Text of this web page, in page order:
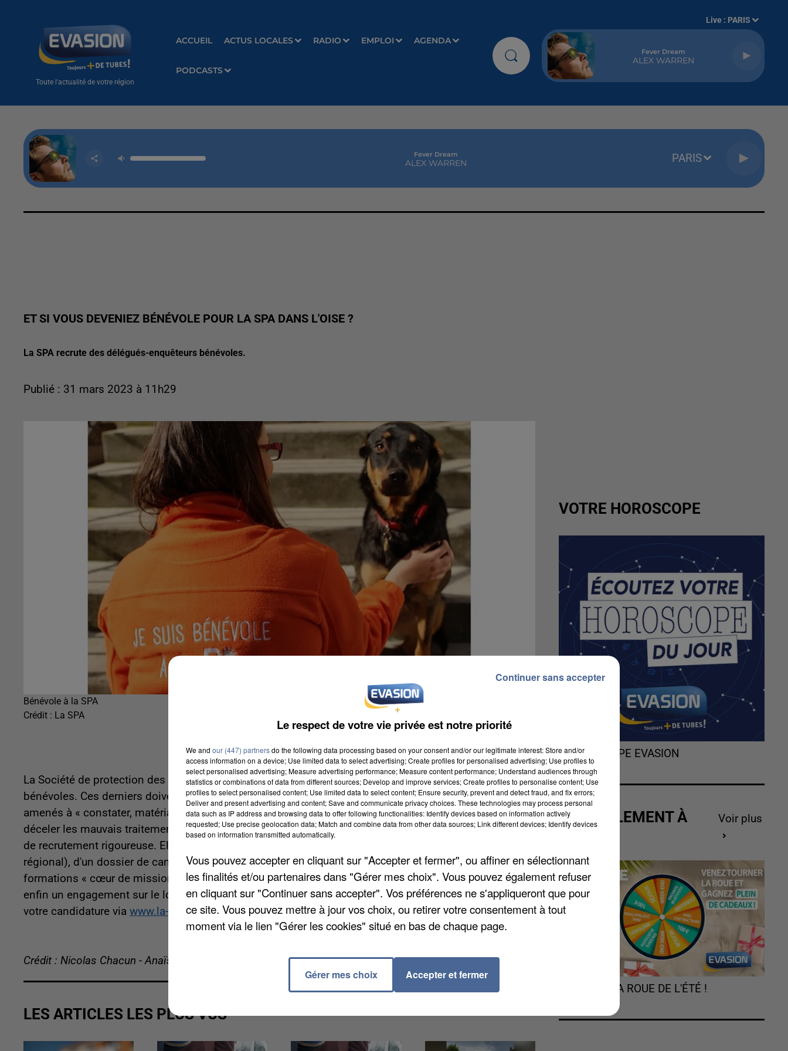
Toute l'actualité de votre région
ACCUEIL ACTUS LOCALES RADIO EMPLOI AGENDA
PODCASTS
Live : PARIS
Fever Dream
ALEX WARREN
Fever Dream
ALEX WARREN PARIS
ET SI VOUS DEVENIEZ BÉNÉVOLE POUR LA SPA DANS L'OISE ?
La SPA recrute des délégués-enquêteurs bénévoles.
Publié : 31 mars 2023 à 11h29
Bénévole à la SPA
Crédit : La SPA
La Société de protection des animaux est à la recherche de bras. Elle recrute des délégués-enquêteurs
bénévoles. Ces derniers doivent réaliser des vérifications à la suite de signalements. Ils sont donc
amenés à « constater, matérialiser des faits et agir en concertation avec le pôle investigations » pour
déceler les mauvais traitements dans le cadre légal. Sachez que la SPA a mis en place une procédure
de recrutement rigoureuse. Elle est constituée de deux entretiens (avec le référent départemental et/ou
régional), d'un dossier de candidature à compléter, validé par le Conseil d’Administration de la SPA, de
formations « cœur de mission ». S'en suivent une période d’essai de six mois, renouvelable une fois et
enfin un engagement sur le long terme nécessaire. Vous pouvez retrouver plus de détails et adresser
votre candidature via www.la-spa.fr.
Crédit : Nicolas Chacun - Anaïs Boubrit
LES ARTICLES LES PLUS VUS
VOTRE HOROSCOPE
L'HOROSCOPE EVASION
ACTUELLEMENT À
GAGNER
Voir plus
TOURNEZ LA ROUE DE L'ÉTÉ !
Le respect de votre vie privée est notre priorité
We and our (447) partnersdo the following data processing based on your consent and/or our legitimate interest: Store and/or
access information on a device; Use limited data to select advertising; Create profiles for personalised advertising; Use profiles to
select personalised advertising; Measure advertising performance; Measure content performance; Understand audiences through
statistics or combinations of data from different sources; Develop and improve services; Create profiles to personalise content; Use
profiles to select personalised content; Use limited data to select content; Ensure security, prevent and detect fraud, and fix errors;
Deliver and present advertising and content; Save and communicate privacy choices. These technologies may process personal
data such as IP address and browsing data to offer following functionalities: Identify devices based on information actively
requested; Use precise geolocation data; Match and combine data from other data sources; Link different devices; Identify devices
based on information transmitted automatically.
Vous pouvez accepter en cliquant sur "Accepter et fermer", ou affiner en sélectionnant
les finalités et/ou partenaires dans "Gérer mes choix". Vous pouvez également refuser
en cliquant sur "Continuer sans accepter". Vos préférences ne s'appliqueront que pour
ce site. Vous pouvez mettre à jour vos choix, ou retirer votre consentement à tout
moment via le lien "Gérer les cookies" situé en bas de chaque page.
Gérer mes choix Accepter et fermer
Continuer sans accepter